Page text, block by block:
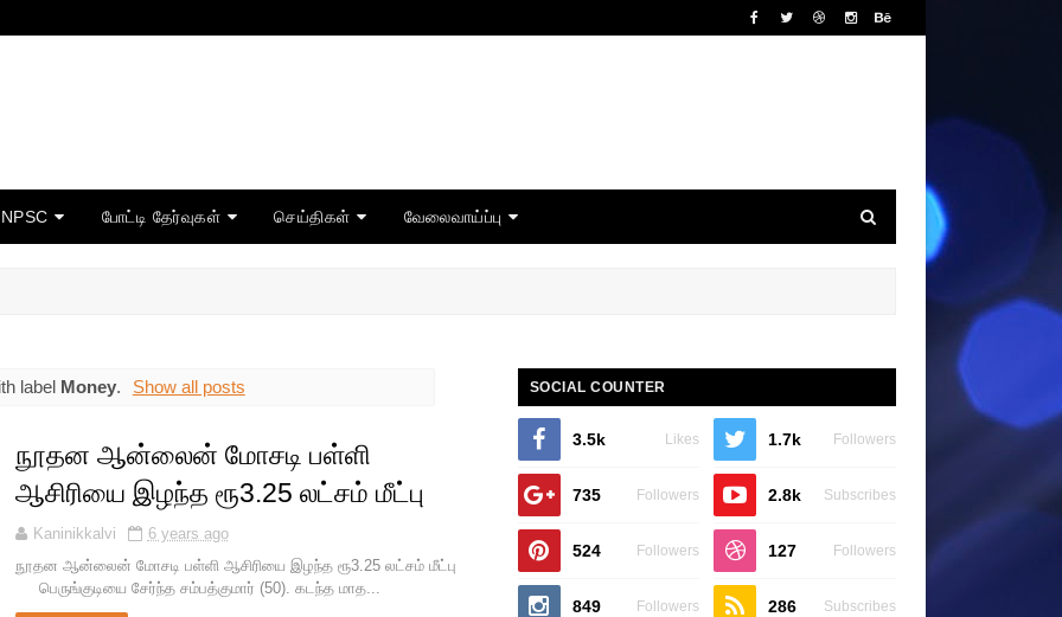
போட்டி தேர்வுகள் செய்திகள் வேலைவாய்ப்பு
label Money. Show all posts
நூதன ஆன்லைன் மோசடி பள்ளி
ஆசிரியை இழந்த ரூ3.25 லட்சம் மீட்பு
Kaninikkalvi
6 years ago
நூதன ஆன்லைன் மோசடி பள்ளி ஆசிரியை இழந்த ரூ3.25 லட்சம் மீட்பு
பெருங்குடியை சேர்ந்த சம்பத்குமார் (50). கடந்த மாத...
SOCIAL COUNTER
3.5k Likes 1.7k Followers
735 Followers 2.8k Subscribes
524 Followers 127 Followers
849 Followers 286 Subscribes